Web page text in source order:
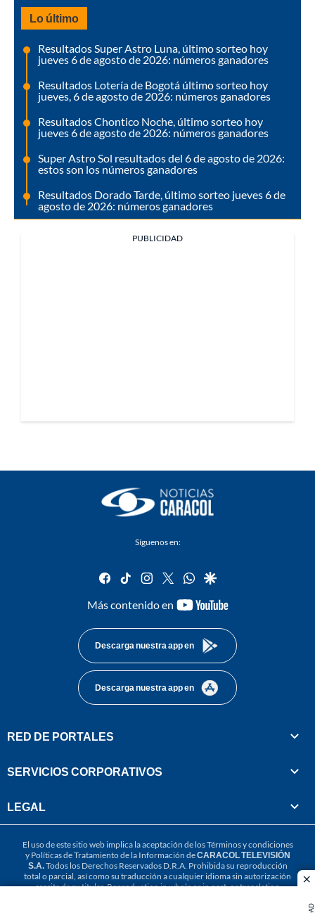
Lo último
Resultados Super Astro Luna, último sorteo hoy
jueves 6 de agosto de 2026: números ganadores
Resultados Lotería de Bogotá último sorteo hoy
jueves, 6 de agosto de 2026: números ganadores
Resultados Chontico Noche, último sorteo hoy
jueves 6 de agosto de 2026: números ganadores
Super Astro Sol resultados del 6 de agosto de 2026:
estos son los números ganadores
Resultados Dorado Tarde, último sorteo jueves 6 de
agosto de 2026: números ganadores
PUBLICIDAD
Síguenos en:
facebook
tiktok instagram
twitterwhatsapp
google
Más contenido en
youtube-
Descarga nuestra app en
Descarga nuestra app en
RED DE PORTALES
SERVICIOS CORPORATIVOS
LEGAL
El uso de este sitio web implica la aceptación de losTérminos y condiciones
y Políticas de Tratamiento de la Información deCARACOL TELEVISIÓN
S.A.Todos los Derechos Reservados D.R.A. Prohibida su reproducción
total o parcial, así como su traducción a cualquier idioma sin autorización
escrita de su titular. Reproduction in whole or in part, or translation